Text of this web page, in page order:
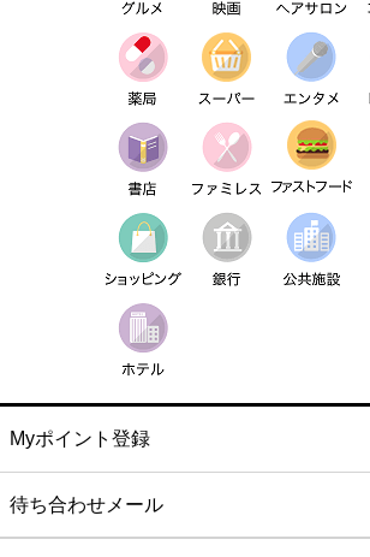
Myポイント登録
待ち合わせメール